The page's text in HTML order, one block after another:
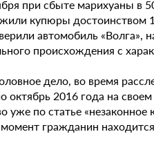
при сбыте марихуаны в
купюры достоинством
автомобиль «Волга»,
происхождения с
дело, во время
2016 года на
по статье
гражданин